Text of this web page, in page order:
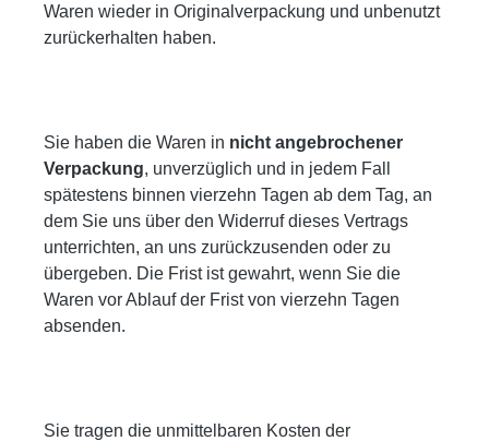
Waren wieder in Originalverpackung und unbenutzt
zurückerhalten haben.
Sie haben die Waren in nicht angebrochener
Verpackung, unverzüglich und in jedem Fall
spätestens binnen vierzehn Tagen ab dem Tag, an
dem Sie uns über den Widerruf dieses Vertrags
unterrichten, an uns zurückzusenden oder zu
übergeben. Die Frist ist gewahrt, wenn Sie die
Waren vor Ablauf der Frist von vierzehn Tagen
absenden.
Sie tragen die unmittelbaren Kosten der